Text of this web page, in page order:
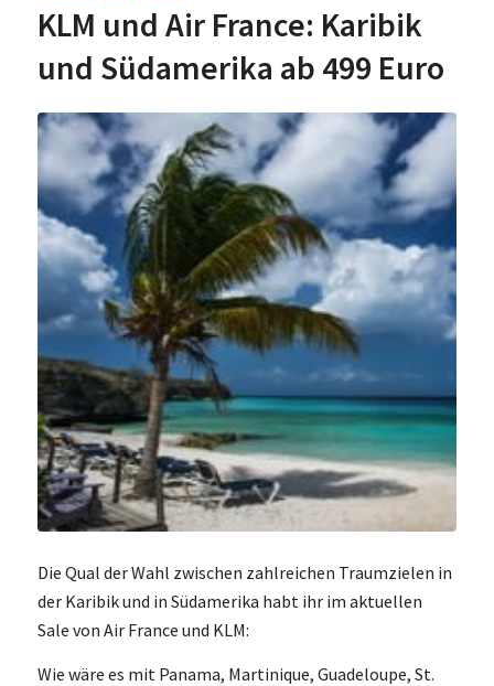
KLM und Air France: Karibik
und Südamerika ab 499 Euro
Die Qual der Wahl zwischen zahlreichen Traumzielen in
der Karibik und in Südamerika habt ihr im aktuellen
Sale von Air France und KLM:
Wie wäre es mit Panama, Martinique, Guadeloupe, St.